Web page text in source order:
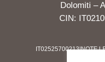
Dolomiti –
CIN:
IT02525700213|NOTE